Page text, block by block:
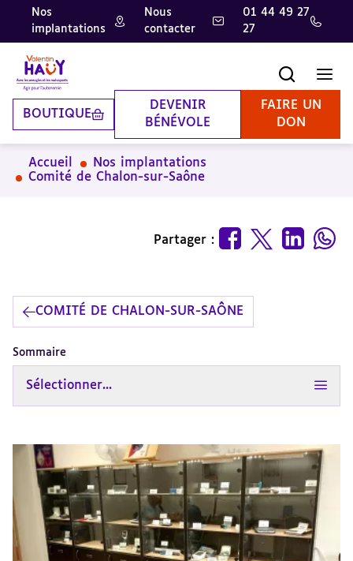
Aller
contenu
principal
Aller
pied
de
page
Aller
la
recherche
Nos
implantations
Nous
contacter
01 44 49 27
27
BOUTIQUE
DEVENIR
BÉNÉVOLE
FAIRE UN
DON
Accueil
Nos implantations
Comité de Chalon-sur-Saône
Partager :
COMITÉ DE CHALON-SUR-SAÔNE
Sommaire
Sélectionner...